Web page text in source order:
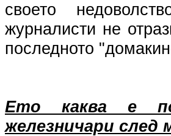
своето
журналисти не
последното
Ето каквa e
железничари след